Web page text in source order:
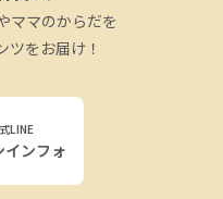
ママのからだを
ツをお届け！
LINE
ンフォ